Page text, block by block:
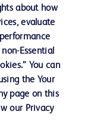
des marques
ses filiales.
about how
evaluate
Essential
You can
the Your
page on this
our Privacy